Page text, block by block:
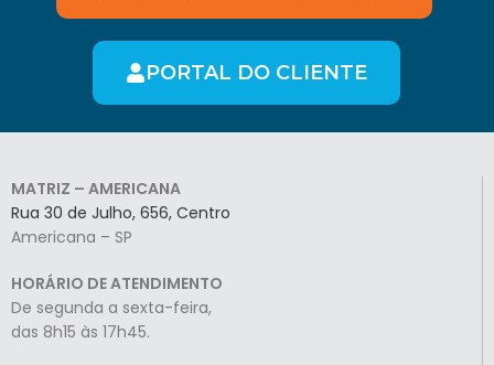
PORTAL DO CLIENTE
MATRIZ – AMERICANA
Rua 30 de Julho, 656, Centro
Americana – SP
HORÁRIO DE ATENDIMENTO
De segunda a sexta-feira,
das 8h15 às 17h45.